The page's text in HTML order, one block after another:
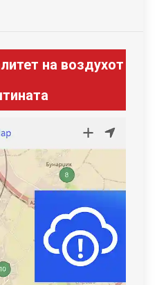
на воздухот